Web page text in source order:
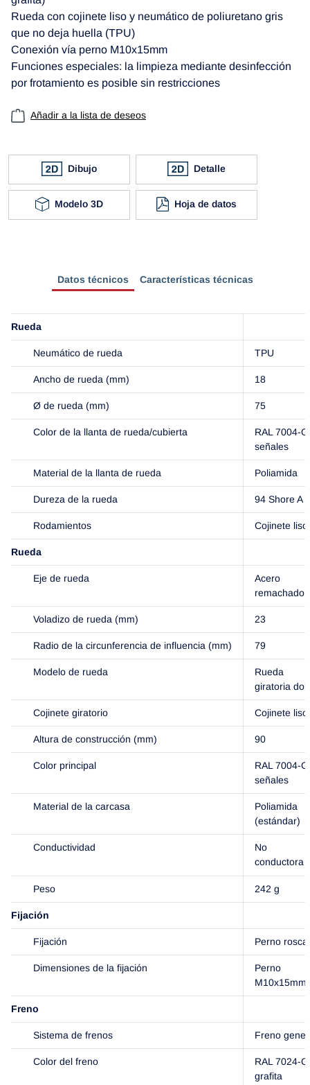
Rueda con cojinete liso y neumático de poliuretano gris
que no deja huella (TPU)
Conexión vía perno M10x15mm
Funciones especiales: la limpieza mediante desinfección
por frotamiento es posible sin restricciones
Añadir a la lista de deseos
Dibujo Detalle
Modelo 3D Hoja de datos
Datos técnicos Características técnicas
Rueda
Neumático de rueda TPU
Ancho de rueda (mm) 18
Ø de rueda (mm) 75
Color de la llanta de rueda/cubierta
RAL 7004-
señales
Material de la llanta de rueda Poliamida
Dureza de la rueda 94 Shore A
Rodamientos Cojinete liso
Rueda
Eje de rueda
Acero
remachado
Voladizo de rueda (mm) 23
Radio de la circunferencia de influencia (mm) 79
Modelo de rueda
Rueda
giratoria
Cojinete giratorio Cojinete liso
Altura de construcción (mm) 90
Color principal
RAL 7004-
señales
Material de la carcasa
Poliamida
(estándar)
Conductividad
No
conductora
Peso 242 g
Fijación
Fijación Perno
Dimensiones de la fijación
Perno
M10x15mm
Freno
Sistema de frenos Freno
Color del freno
RAL 7024-
grafita